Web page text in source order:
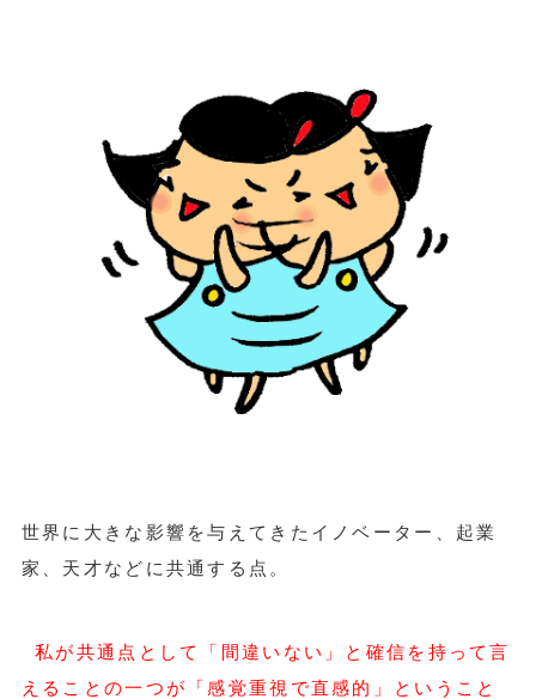
世界に大きな影響を与えてきたイノベーター、起業
家、天才などに共通する点。
私が共通点として「間違いない」と確信を持って言
えることの一つが「感覚重視で直感的」ということ